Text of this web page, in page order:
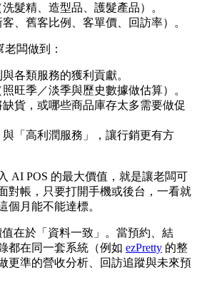
髮精、造型品、護髮產品）。
、舊客比例、客單價、回訪率）。
闆做到：
各類服務的獲利貢獻。
旺季／淡季與歷史數據做估算）。
貨，或哪些商品庫存太多需要做促
「高利潤服務」，讓行銷更有方
AI POS 的最大價值，就是讓老闆可
對帳，只要打開手機或後台，一看就
個月能不能達標。
值在於「資料一致」。當預約、結
都在同一套系統（例如 ezPretty 的整
更準的營收分析、回訪追蹤與未來預